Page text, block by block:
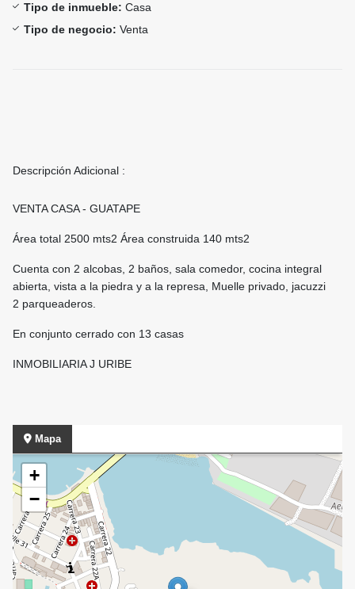
Tipo de inmueble: Casa
Tipo de negocio: Venta
Descripción Adicional :
VENTA CASA - GUATAPE
Área total 2500 mts2 Área construida 140 mts2
Cuenta con 2 alcobas, 2 baños, sala comedor, cocina integral
abierta, vista a la piedra y a la represa, Muelle privado, jacuzzi
2 parqueaderos.
En conjunto cerrado con 13 casas
INMOBILIARIA J URIBE
Mapa
+
−